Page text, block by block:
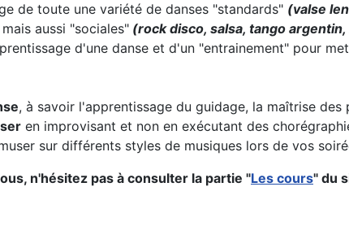
de toute une variété de danses "standards" (valse
mais aussi "sociales" (rock disco, salsa, tango
d'une danse et d'un "entrainement" pour
, à savoir l'apprentissage du guidage, la maîtrise
en improvisant et non en exécutant des
sur différents styles de musiques lors de vos
n'hésitez pas à consulter la partie "Les cours" du